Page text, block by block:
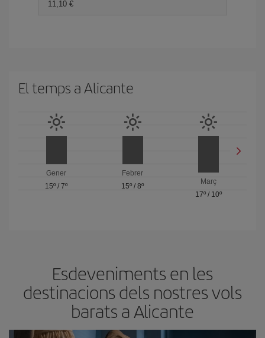
11,10
El temps a Alicante
Gener
15º /7º
Febrer
15º / 8º
Març
17º / 10º
Esdeveniments en les
destinacions dels nostres vols
barats a Alicante